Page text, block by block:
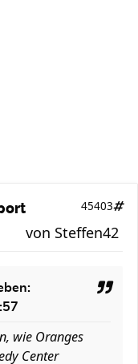
45403
von Steffen42
wie Oranges
Center